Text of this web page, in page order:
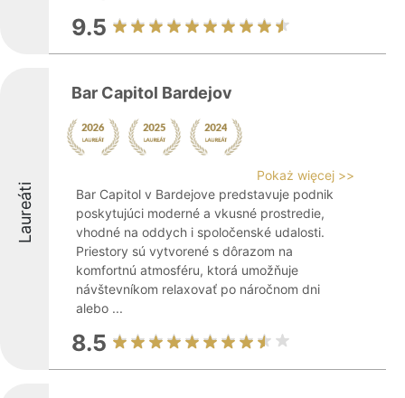
9.5
Laureáti
Bar Capitol Bardejov
Pokaż więcej >>
Bar Capitol v Bardejove predstavuje podnik
poskytujúci moderné a vkusné prostredie,
vhodné na oddych i spoločenské udalosti.
Priestory sú vytvorené s dôrazom na
komfortnú atmosféru, ktorá umožňuje
návštevníkom relaxovať po náročnom dni
alebo ...
8.5